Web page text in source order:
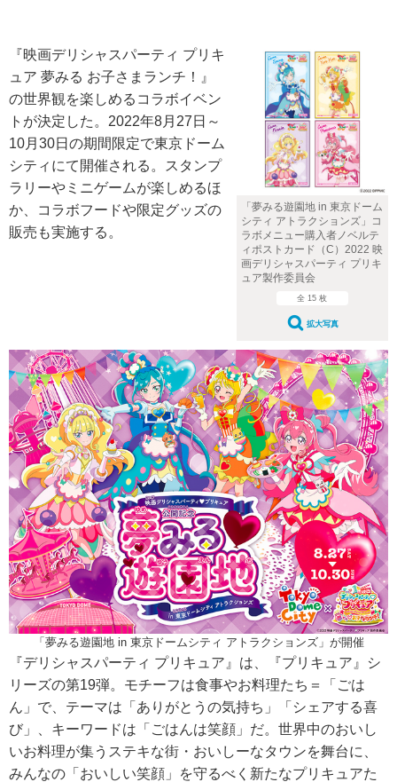
「夢みる遊園地 in 東京ドーム
シティ アトラクションズ」コ
ラボメニュー購入者ノベルテ
ィポストカード（C）2022 映
画デリシャスパーティ プリキ
ュア製作委員会
全 15 枚
拡大写真
『映画デリシャスパーティ プリキ
ュア 夢みる お子さまランチ！』
の世界観を楽しめるコラボイベン
トが決定した。2022年8月27日～
10月30日の期間限定で東京ドーム
シティにて開催される。スタンプ
ラリーやミニゲームが楽しめるほ
か、コラボフードや限定グッズの
販売も実施する。
「夢みる遊園地 in 東京ドームシティ アトラクションズ」が開催
『デリシャスパーティ プリキュア』は、『プリキュア』シ
リーズの第19弾。モチーフは食事やお料理たち＝「ごは
ん」で、テーマは「ありがとうの気持ち」「シェアする喜
び」、キーワードは「ごはんは笑顔」だ。世界中のおいし
いお料理が集うステキな街・おいしーなタウンを舞台に、
みんなの「おいしい笑顔」を守るべく新たなプリキュアた